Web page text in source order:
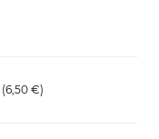
(6,50 €)